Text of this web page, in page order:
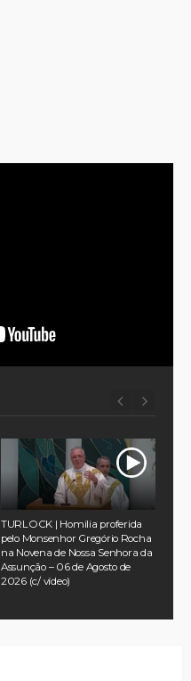
TURLOCK | Homilia proferida
pelo Monsenhor Gregório Rocha
na Novena de Nossa Senhora da
Assunção – 06 de Agosto de
2026 (c/ vídeo)